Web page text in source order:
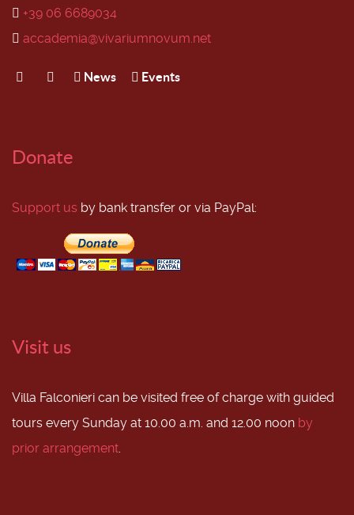
+39 06 6689034
accademia@vivariumnovum.net
News Events
Donate
Support us by bank transfer or via PayPal:
Visit us
Villa Falconieri can be visited free of charge with guided
tours every Sunday at 10.00 a.m. and 12.00 noon by
prior arrangement.